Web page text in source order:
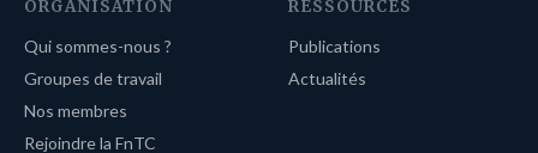
ORGANISATION
Qui sommes-nous ?
Groupes de travail
Nos membres
Rejoindre la FnTC
RESSOURCES
Publications
Actualités